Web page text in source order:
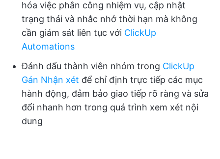
hóa việc phân công nhiệm vụ, cập nhật
trạng thái và nhắc nhở thời hạn mà không
cần giám sát liên tục với ClickUp
Automations
Đánh dấu thành viên nhóm trong ClickUp
Gán Nhận xét để chỉ định trực tiếp các mục
hành động, đảm bảo giao tiếp rõ ràng và sửa
đổi nhanh hơn trong quá trình xem xét nội
dung